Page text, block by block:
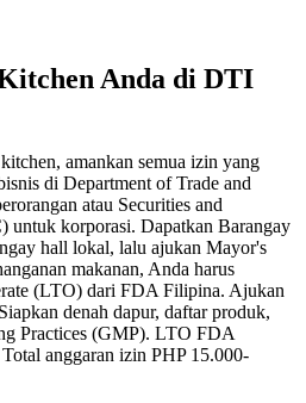
Anda di DTI
amankan semua izin yang
di Department of Trade and
atau Securities and
untuk korporasi. Dapatkan Barangay
hall lokal, lalu ajukan Mayor's
makanan, Anda harus
(LTO) dari FDA Filipina. Ajukan
denah dapur, daftar produk,
Practices (GMP). LTO FDA
anggaran izin PHP 15.000-